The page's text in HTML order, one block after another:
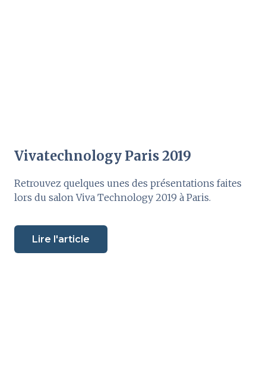
Vivatechnology Paris 2019
Retrouvez quelques unes des présentations faites
lors du salon Viva Technology 2019 à Paris.
Lire l'article